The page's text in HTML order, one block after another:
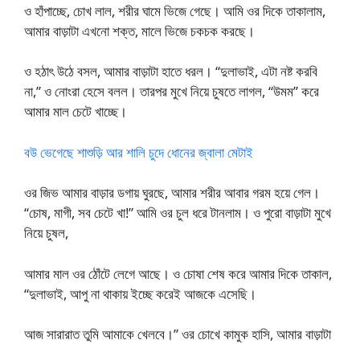
ও হাঁপাচ্ছে, চোখ লাল, শরীর ঘামে ভিজে গেছে। আমি ওর দিকে তাকালাম,
আমার বাড়াটা এখনো শক্ত, মালে ভিজে চকচক করছে।
ও হঠাৎ উঠে বসল, আমার বাড়াটা হাতে ধরল। “দুলাভাই, এটা নষ্ট করবি
না,” ও নোংরা হেসে বলল। তারপর মুখে নিয়ে চুষতে লাগল, “উমম” করে
আমার মাল চেটে খাচ্ছে।
বউ ভেগেছে শাশুড়ি আর শালি চুদে ধোনের জ্বালা মেটাই
ওর জিভ আমার বাড়ার ডগায় ঘুরছে, আমার শরীর আবার গরম হয়ে গেল।
“চোষ, মাগী, সব চেটে খা!” আমি ওর চুল ধরে টানলাম। ও পুরো বাড়াটা মুখে
নিয়ে চুষল,
আমার মাল ওর ঠোঁটে লেগে আছে। ও চোষা শেষ করে আমার দিকে তাকাল,
“দুলাভাই, আপু না থাকায় ইচ্ছে করেই আজকে এসেছি।
আজ সারারাত তুমি আমাকে খেলবে।” ওর চোখে কামুক হাসি, আমার বাড়াটা